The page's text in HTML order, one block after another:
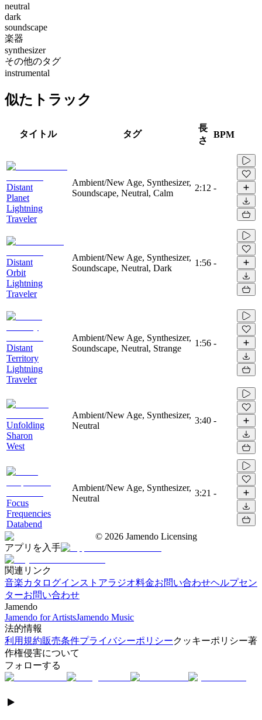
neutral
dark
soundscape
楽器
synthesizer
その他のタグ
instrumental
似たトラック
タイトル タグ
長
さ
BPM
Distant
Planet
Lightning
Traveler
Ambient/New Age, Synthesizer,
Soundscape, Neutral, Calm
2:12 -
Distant
Orbit
Lightning
Traveler
Ambient/New Age, Synthesizer,
Soundscape, Neutral, Dark
1:56 -
Distant
Territory
Lightning
Traveler
Ambient/New Age, Synthesizer,
Soundscape, Neutral, Strange
1:56 -
Unfolding
Sharon
West
Ambient/New Age, Synthesizer,
Neutral
3:40 -
Focus
Frequencies
Databend
Ambient/New Age, Synthesizer,
Neutral
3:21 -
© 2026 Jamendo Licensing
アプリを入手
関連リンク
音楽カタログインストアラジオ料金お問い合わせヘルプセン
ターお問い合わせ
Jamendo
Jamendo for ArtistsJamendo Music
法的情報
利用規約販売条件プライバシーポリシークッキーポリシー著
作権侵害について
フォローする